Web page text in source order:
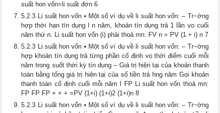
suất hon vốn=li suất đơn 6
5.2.3 Li suất hon vốn • Một số ví dụ về li suất hon vốn: – Tr−ờng
hợp thời hạn tín dụng l n năm, khoản tín dụng trả 1 lần vo cuối
năm thứ n. Li suất hon vốn (i) phải thoả mn: FV n = PV (1 + i) n 7
5.2.3 Li suất hon vốn • Một số ví dụ về li suất hon vốn: – Tr−ờng
hợp khoản tín dụng trả từng phần cố định vo thời điểm cuối mỗi
năm trong suốt thời kỳ tín dụng – Giá trị hiện tại của khoản thanh
toán bằng tổng giá trị hiện tại của số tiền trả hng năm Gọi khoản
thanh toán cố định cuối mỗi năm l FP Li suất hon vốn thoả mn:
FP FP FP + + + =PV (1+i) (1+i)2 (1+i)n 8
5.2.3 Li suất hon vốn • Một số ví dụ về li suất hon vốn: – Tr−ờng